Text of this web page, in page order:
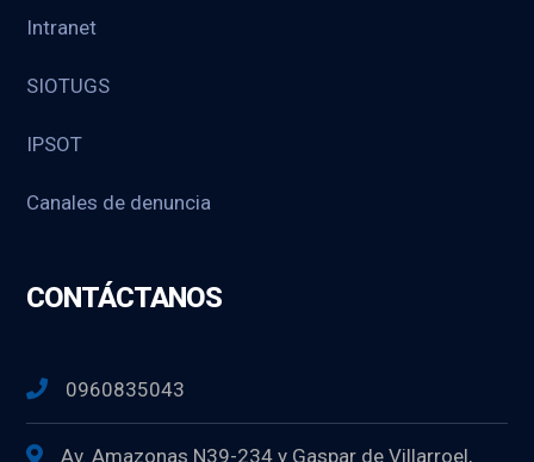
Intranet
SIOTUGS
IPSOT
Canales de denuncia
CONTÁCTANOS
0960835043
Av. Amazonas N39-234 y Gaspar de Villarroel,